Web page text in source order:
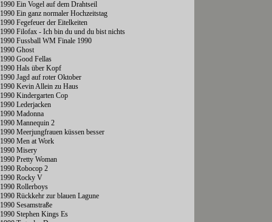
1990 Ein Vogel auf dem Drahtseil
1990 Ein ganz normaler Hochzeitstag
1990 Fegefeuer der Eitelkeiten
1990 Filofax - Ich bin du und du bist nichts
1990 Fussball WM Finale 1990
1990 Ghost
1990 Good Fellas
1990 Hals über Kopf
1990 Jagd auf roter Oktober
1990 Kevin Allein zu Haus
1990 Kindergarten Cop
1990 Lederjacken
1990 Madonna
1990 Mannequin 2
1990 Meerjungfrauen küssen besser
1990 Men at Work
1990 Misery
1990 Pretty Woman
1990 Robocop 2
1990 Rocky V
1990 Rollerboys
1990 Rückkehr zur blauen Lagune
1990 Sesamstraße
1990 Stephen Kings Es